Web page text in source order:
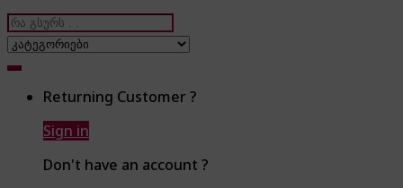
Search
for:
Returning Customer ?
Sign in
Don't have an account ?